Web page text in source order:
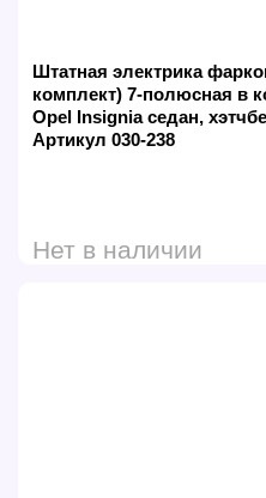
Штатная электрика
комплект) 7-полюсная в
Opel Insignia седан,
Артикул 030-238
Нет в наличии